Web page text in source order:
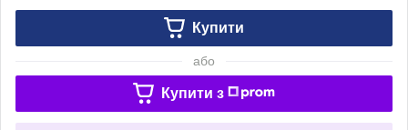
Купити
або
Купити з